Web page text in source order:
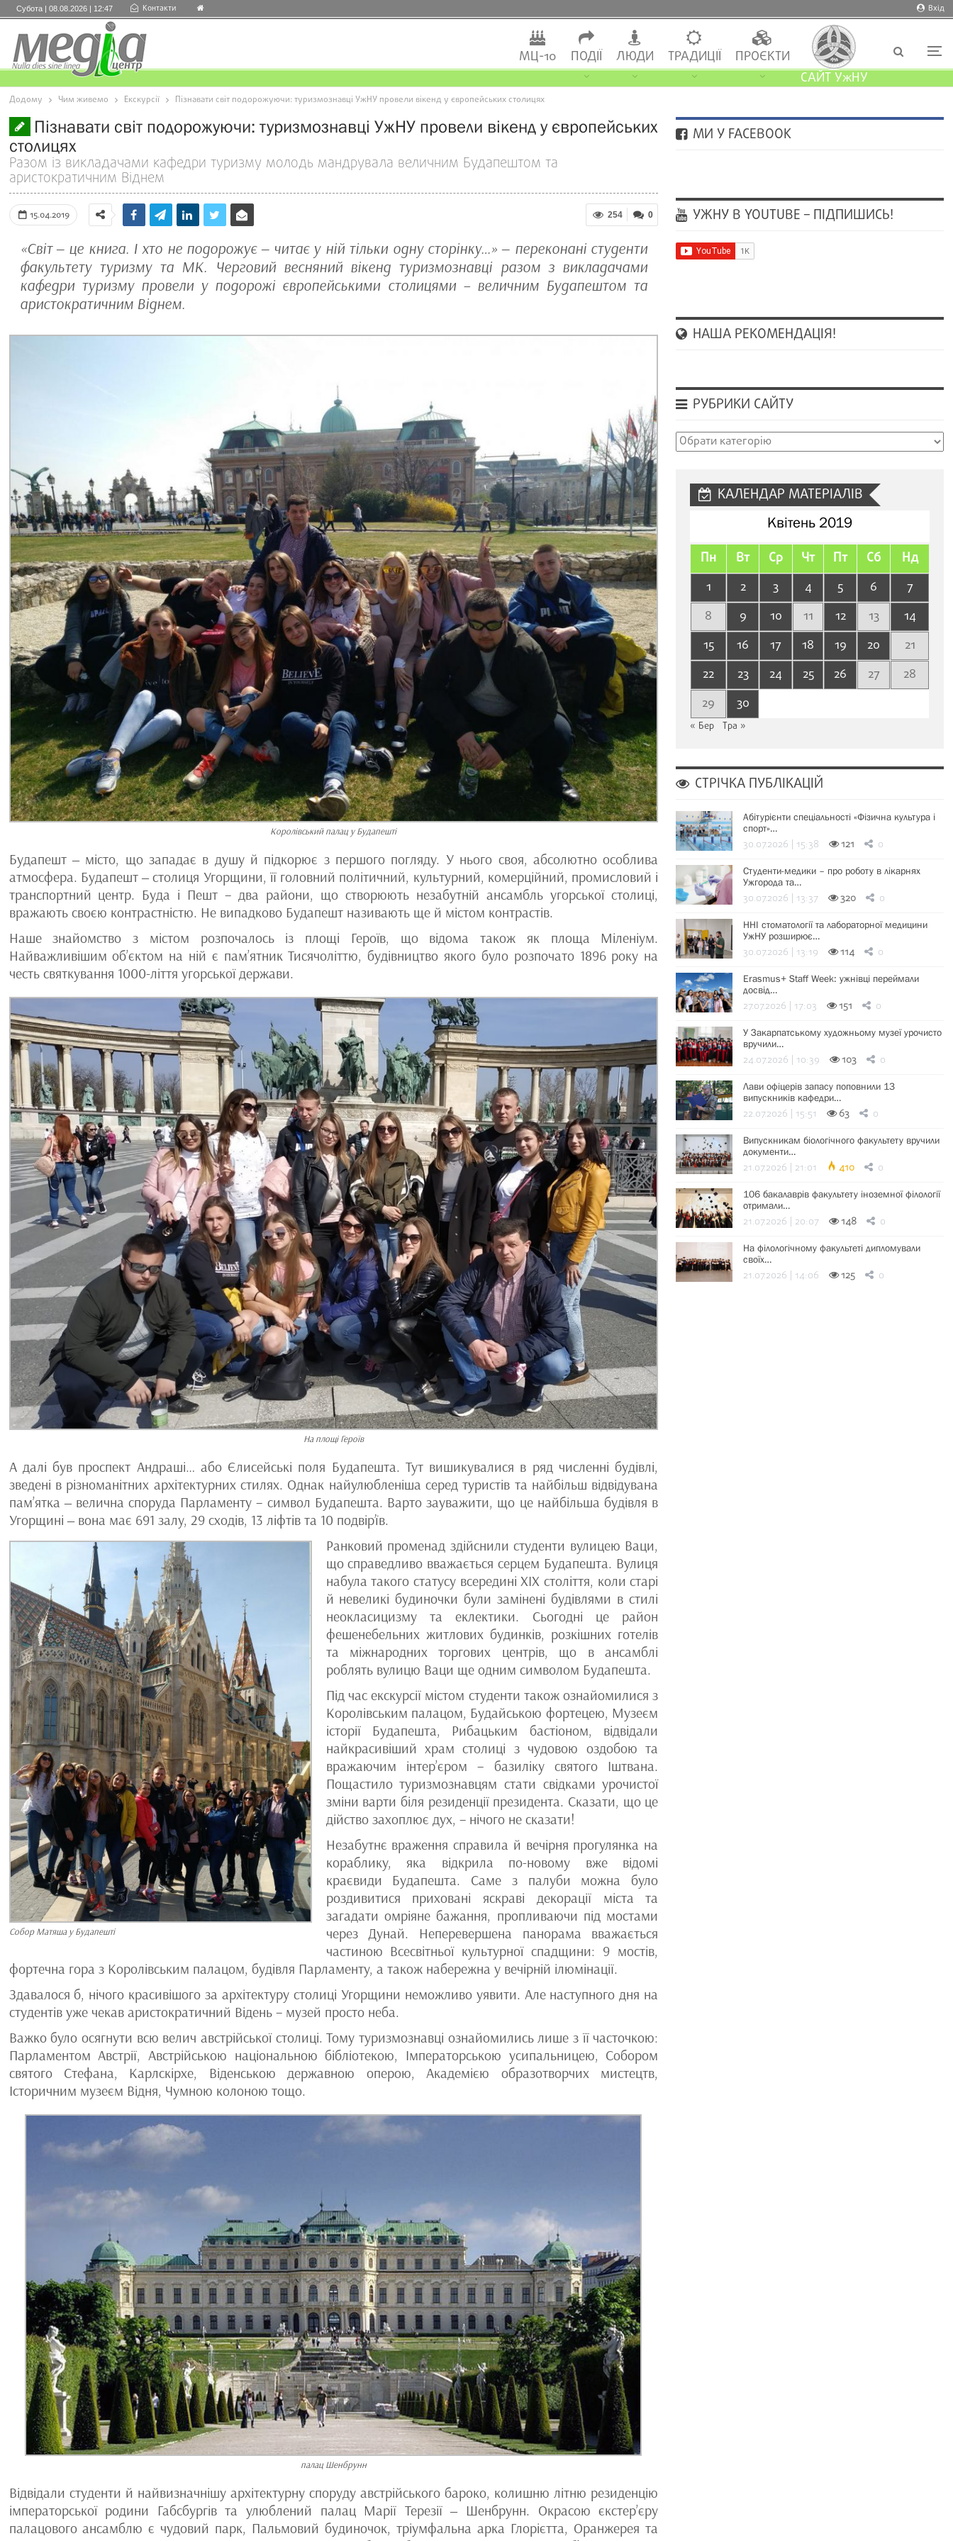
Вхід
Субота | 08.08.2026 | 12:47 Контакти
МЦ-10 ПОДІЇ ЛЮДИ ТРАДИЦІЇ
ПРОЄКТИ
САЙТ УжНУ
Додому Чим живемо Екскурсії Пізнавати світ подорожуючи: туризмознавці УжНУ провели вікенд у європейських столицях
Пізнавати світ подорожуючи: туризмознавці УжНУ провели вікенд у європейських
столицях
Разом із викладачами кафедри туризму молодь мандрувала величним Будапештом та
аристократичним Віднем
15.04.2019 0
254
«Світ ‒ це книга. І хто не подорожує ‒ читає у ній тільки одну сторінку…» ‒ переконані студенти
факультету туризму та МК. Черговий весняний вікенд туризмознавці разом з викладачами
кафедри туризму провели у подорожі європейськими столицями – величним Будапештом та
аристократичним Віднем.
Королівський палац у Будапешті
Будапешт ‒ місто, що западає в душу й підкорює з першого погляду. У нього своя, абсолютно особлива
атмосфера. Будапешт ‒ столиця Угорщини, її головний політичний, культурний, комерційний, промисловий і
транспортний центр. Буда і Пешт – два райони, що створюють незабутній ансамбль угорської столиці,
вражають своєю контрастністю. Не випадково Будапешт називають ще й містом контрастів.
Наше знайомство з містом розпочалось із площі Героїв, що відома також як площа Міленіум.
Найважливішим об’єктом на ній є пам’ятник Тисячоліттю, будівництво якого було розпочато 1896 року на
честь святкування 1000-ліття угорської держави.
На площі Героїв
А далі був проспект Андраші… або Єлисейські поля Будапешта. Тут вишикувалися в ряд численні будівлі,
зведені в різноманітних архітектурних стилях. Однак найулюбленіша серед туристів та найбільш відвідувана
пам’ятка ‒ велична споруда Парламенту – символ Будапешта. Варто зауважити, що це найбільша будівля в
Угорщині ‒ вона має 691 залу, 29 сходів, 13 ліфтів та 10 подвір’їв.
Собор Матяша у Будапешті
Ранковий променад здійснили студенти вулицею Ваци,
що справедливо вважається серцем Будапешта. Вулиця
набула такого статусу всередині ХІХ століття, коли старі
й невеликі будиночки були замінені будівлями в стилі
неокласицизму та еклектики. Сьогодні це район
фешенебельних житлових будинків, розкішних готелів
та міжнародних торгових центрів, що в ансамблі
роблять вулицю Ваци ще одним символом Будапешта.
Під час екскурсії містом студенти також ознайомилися з
Королівським палацом, Будайською фортецею, Музеєм
історії Будапешта, Рибацьким бастіоном, відвідали
найкрасивіший храм столиці з чудовою оздобою та
вражаючим інтер’єром – базиліку святого Іштвана.
Пощастило туризмознавцям стати свідками урочистої
зміни варти біля резиденції президента. Сказати, що це
дійство захоплює дух, – нічого не сказати!
Незабутнє враження справила й вечірня прогулянка на
кораблику, яка відкрила по-новому вже відомі
краєвиди Будапешта. Саме з палуби можна було
роздивитися приховані яскраві декорації міста та
загадати омріяне бажання, пропливаючи під мостами
через Дунай. Неперевершена панорама вважається
частиною Всесвітньої культурної спадщини: 9 мостів,
фортечна гора з Королівським палацом, будівля Парламенту, а також набережна у вечірній ілюмінації.
Здавалося б, нічого красивішого за архітектуру столиці Угорщини неможливо уявити. Але наступного дня на
студентів уже чекав аристократичний Відень – музей просто неба.
Важко було осягнути всю велич австрійської столиці. Тому туризмознавці ознайомились лише з її часточкою:
Парламентом Австрії, Австрійською національною бібліотекою, Імператорською усипальницею, Собором
святого Стефана, Карлскірхе, Віденською державною оперою, Академією образотворчих мистецтв,
Історичним музеєм Відня, Чумною колоною тощо.
палац Шенбрунн
Відвідали студенти й найвизначнішу архітектурну споруду австрійського бароко, колишню літню резиденцію
імператорської родини Габсбургів та улюблений палац Марії Терезії ‒ Шенбрунн. Окрасою єкстер’єру
палацового ансамблю є чудовий парк, Пальмовий будиночок, тріумфальна арка Глорієтта, Оранжерея та
МИ У FACEBOOK
УЖНУ В YOUTUBE – ПІДПИШИСЬ!
НАША РЕКОМЕНДАЦІЯ!
РУБРИКИ САЙТУ
Рубрики
КАЛЕНДАР МАТЕРІАЛІВ
Квітень 2019
Пн Вт Ср Чт Пт Сб Нд
1 2 3 4 5 6
7
8
9 10 11 12 13
14
15
16 17 18 19 20
21
22
23 24 25 26 27
28
29
30
« Бер Тра »
СТРІЧКА ПУБЛІКАЦІЙ
Абітурієнти спеціальності «Фізична культура і
спорт»…
30.07.2026 | 15:38 121 0
Студенти-медики – про роботу в лікарнях
Ужгорода та…
30.07.2026 | 13:37 320 0
ННІ стоматології та лабораторної медицини
УжНУ розширює…
30.07.2026 | 13:19 114 0
Erasmus+ Staff Week: ужнівці переймали
досвід…
27.07.2026 | 17:03 151 0
У Закарпатському художньому музеї урочисто
вручили…
24.07.2026 | 10:39 103 0
Лави офіцерів запасу поповнили 13
випускників кафедри…
22.07.2026 | 15:51 63 0
Випускникам біологічного факультету вручили
документи…
21.07.2026 | 21:01 410 0
106 бакалаврів факультету іноземної філології
отримали…
21.07.2026 | 20:07 148 0
На філологічному факультеті дипломували
своїх…
21.07.2026 | 14:06 125 0